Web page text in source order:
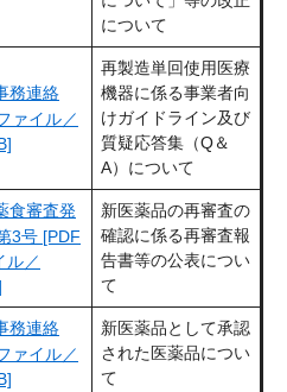
について
務連絡
ァイル／
再製造単回使用医療
機器に係る事業者向
けガイドライン及び
質疑応答集（Q＆
A）について
食審査発
3号 [PDF
ル／
新医薬品の再審査の
確認に係る再審査報
告書等の公表につい
て
務連絡
ァイル／
新医薬品として承認
された医薬品につい
て